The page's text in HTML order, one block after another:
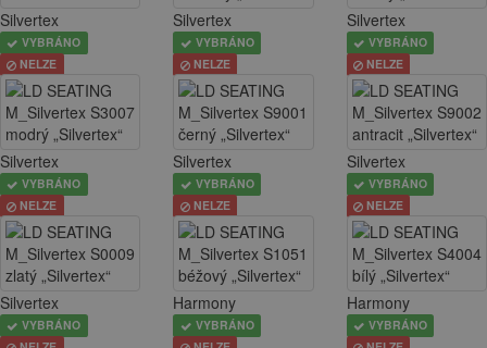
Silvertex
VYBRÁNO
NELZE
Silvertex
VYBRÁNO
NELZE
Silvertex
VYBRÁNO
NELZE
Silvertex
VYBRÁNO
NELZE
Silvertex
VYBRÁNO
NELZE
Silvertex
VYBRÁNO
NELZE
Silvertex
VYBRÁNO
Harmony
VYBRÁNO
Harmony
VYBRÁNO